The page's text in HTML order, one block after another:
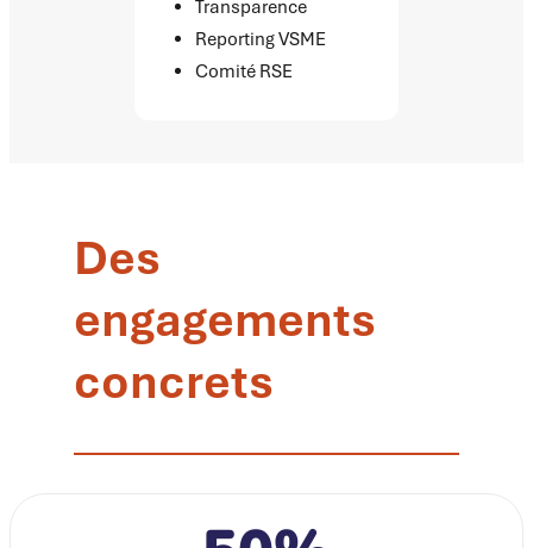
Transparence
Reporting VSME
Comité RSE
Des
engagements
concrets